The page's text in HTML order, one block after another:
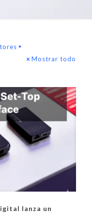
Mostrar todo
lanza un